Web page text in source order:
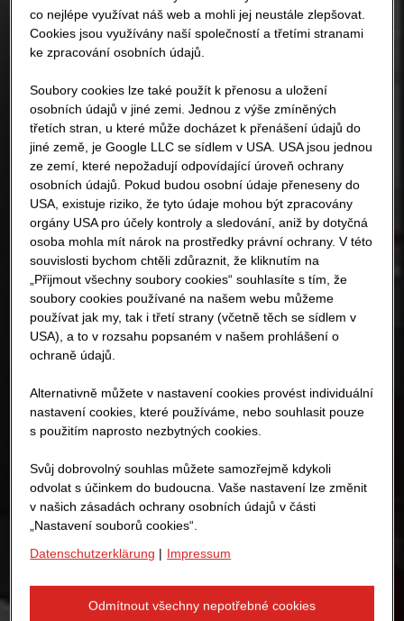
co nejlépe využívat náš web a mohli jej neustále zlepšovat.
Cookies jsou využívány naší společností a třetími stranami
ke zpracování osobních údajů.
Soubory cookies lze také použít k přenosu a uložení
osobních údajů v jiné zemi. Jednou z výše zmíněných
třetích stran, u které může docházet k přenášení údajů do
jiné země, je Google LLC se sídlem v USA. USA jsou jednou
ze zemí, které nepožadují odpovídající úroveň ochrany
osobních údajů. Pokud budou osobní údaje přeneseny do
USA, existuje riziko, že tyto údaje mohou být zpracovány
orgány USA pro účely kontroly a sledování, aniž by dotyčná
osoba mohla mít nárok na prostředky právní ochrany. V této
souvislosti bychom chtěli zdůraznit, že kliknutím na
„Přijmout všechny soubory cookies“ souhlasíte s tím, že
soubory cookies používané na našem webu můžeme
používat jak my, tak i třetí strany (včetně těch se sídlem v
USA), a to v rozsahu popsaném v našem prohlášení o
ochraně údajů.
Alternativně můžete v nastavení cookies provést individuální
nastavení cookies, které používáme, nebo souhlasit pouze
s použitím naprosto nezbytných cookies.
Svůj dobrovolný souhlas můžete samozřejmě kdykoli
odvolat s účinkem do budoucna. Vaše nastavení lze změnit
v našich zásadách ochrany osobních údajů v části
„Nastavení souborů cookies“.
Datenschutzerklärung | Impressum
Odmítnout všechny nepotřebné cookies